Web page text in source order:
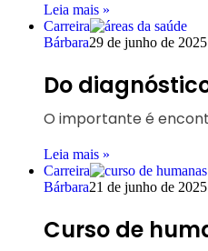
Leia mais »
Carreira
Bárbara29 de junho de 2025
Do
O importante é
Leia mais »
Carreira
Bárbara21 de junho de 2025
Curso de